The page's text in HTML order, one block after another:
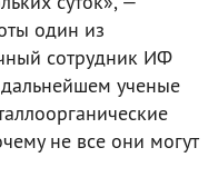
один из
сотрудник ИФ
ученые
не все они могут